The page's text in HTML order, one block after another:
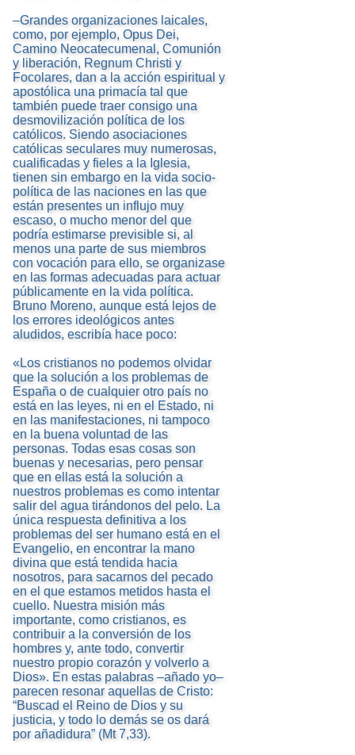
–Grandes organizaciones laicales,
como, por ejemplo, Opus Dei,
Camino Neocatecumenal, Comunión
y liberación, Regnum Christi y
Focolares, dan a la acción espiritual y
apostólica una primacía tal que
también puede traer consigo una
desmovilización política de los
católicos. Siendo asociaciones
católicas seculares muy numerosas,
cualificadas y fieles a la Iglesia,
tienen sin embargo en la vida socio-
política de las naciones en las que
están presentes un influjo muy
escaso, o mucho menor del que
podría estimarse previsible si, al
menos una parte de sus miembros
con vocación para ello, se organizase
en las formas adecuadas para actuar
públicamente en la vida política.
Bruno Moreno, aunque está lejos de
los errores ideológicos antes
aludidos, escribía hace poco:
«Los cristianos no podemos olvidar
que la solución a los problemas de
España o de cualquier otro país no
está en las leyes, ni en el Estado, ni
en las manifestaciones, ni tampoco
en la buena voluntad de las
personas. Todas esas cosas son
buenas y necesarias, pero pensar
que en ellas está la solución a
nuestros problemas es como intentar
salir del agua tirándonos del pelo. La
única respuesta definitiva a los
problemas del ser humano está en el
Evangelio, en encontrar la mano
divina que está tendida hacia
nosotros, para sacarnos del pecado
en el que estamos metidos hasta el
cuello. Nuestra misión más
importante, como cristianos, es
contribuir a la conversión de los
hombres y, ante todo, convertir
nuestro propio corazón y volverlo a
Dios». En estas palabras –añado yo–
parecen resonar aquellas de Cristo:
“Buscad el Reino de Dios y su
justicia, y todo lo demás se os dará
por añadidura” (Mt 7,33).